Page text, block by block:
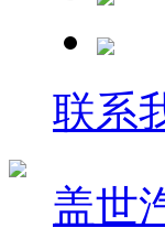
联系
盖世